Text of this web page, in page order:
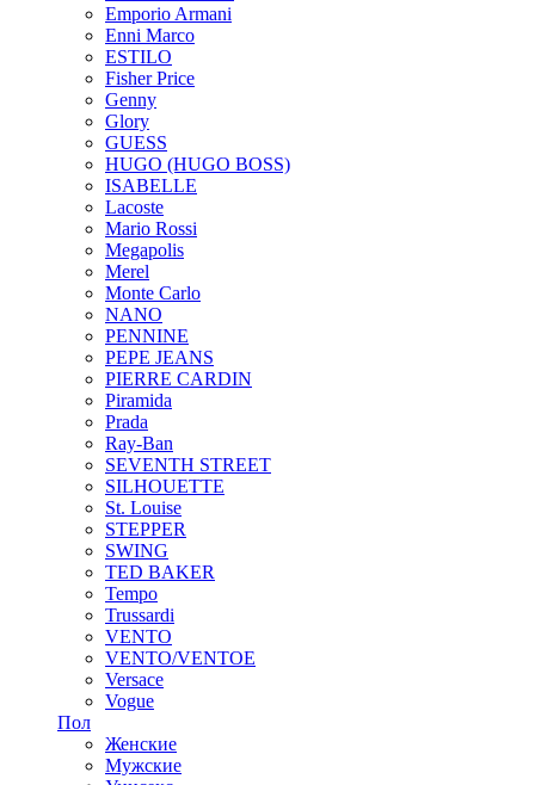
Emporio Armani
Enni Marco
ESTILO
Fisher Price
Genny
Glory
GUESS
HUGO (HUGO BOSS)
ISABELLE
Lacoste
Mario Rossi
Megapolis
Merel
Monte Carlo
NANO
PENNINE
PEPE JEANS
PIERRE CARDIN
Piramida
Prada
Ray-Ban
SEVENTH STREET
SILHOUETTE
St. Louise
STEPPER
SWING
TED BAKER
Tempo
Trussardi
VENTO
VENTO/VENTOE
Versace
Vogue
Пол
Женские
Мужские